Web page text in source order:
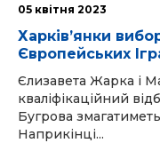
05 квітня 2023
Харківʼянки
Європейських
Єлизавета Жарка і
кваліфікаційний
Бугрова
Наприкінці...